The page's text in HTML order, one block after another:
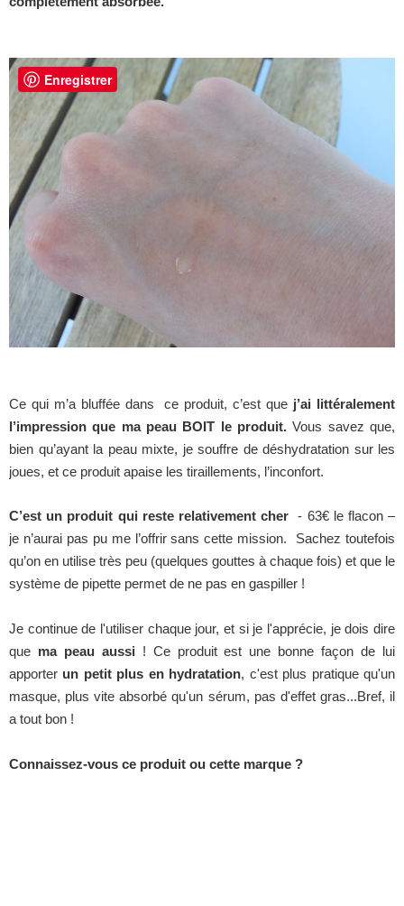
Ce qui m’a bluffée dans ce produit, c’est que j’ai littéralement
l’impression que ma peau BOIT le produit. Vous savez que,
bien qu’ayant la peau mixte, je souffre de déshydratation sur les
joues, et ce produit apaise les tiraillements, l’inconfort.
C’est un produit qui reste relativement cher - 63€ le flacon –
je n’aurai pas pu me l’offrir sans cette mission. Sachez toutefois
qu’on en utilise très peu (quelques gouttes à chaque fois) et que le
système de pipette permet de ne pas en gaspiller !
Je continue de l'utiliser chaque jour, et si je l'apprécie, je dois dire
que ma peau aussi ! Ce produit est une bonne façon de lui
apporter un petit plus en hydratation, c'est plus pratique qu'un
masque, plus vite absorbé qu'un sérum, pas d'effet gras...Bref, il
a tout bon !
Connaissez-vous ce produit ou cette marque ?
Enregistrer